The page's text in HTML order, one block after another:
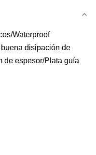
Waterproof
disipación de
de espesor/Plata guía